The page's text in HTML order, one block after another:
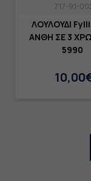
717-91-
ΛΟΥΛΟΥΔΙ
ΑΝΘΗ ΣΕ 3
5990